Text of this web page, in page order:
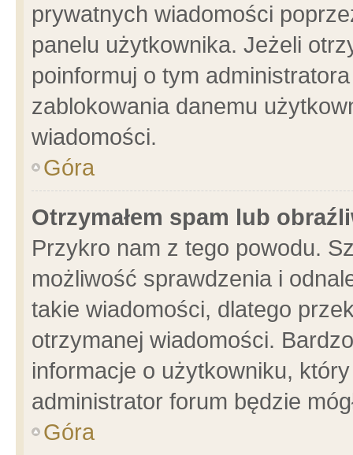
prywatnych wiadomości
panelu użytkownika. Jeżeli
poinformuj o tym
zablokowania danemu
wiadomości.
Góra
Otrzymałem spam lub
Przykro nam z tego powodu.
możliwość sprawdzenia i
takie wiadomości, dlatego
otrzymanej wiadomości.
informacje o użytkowniku,
administrator forum będzie
Góra